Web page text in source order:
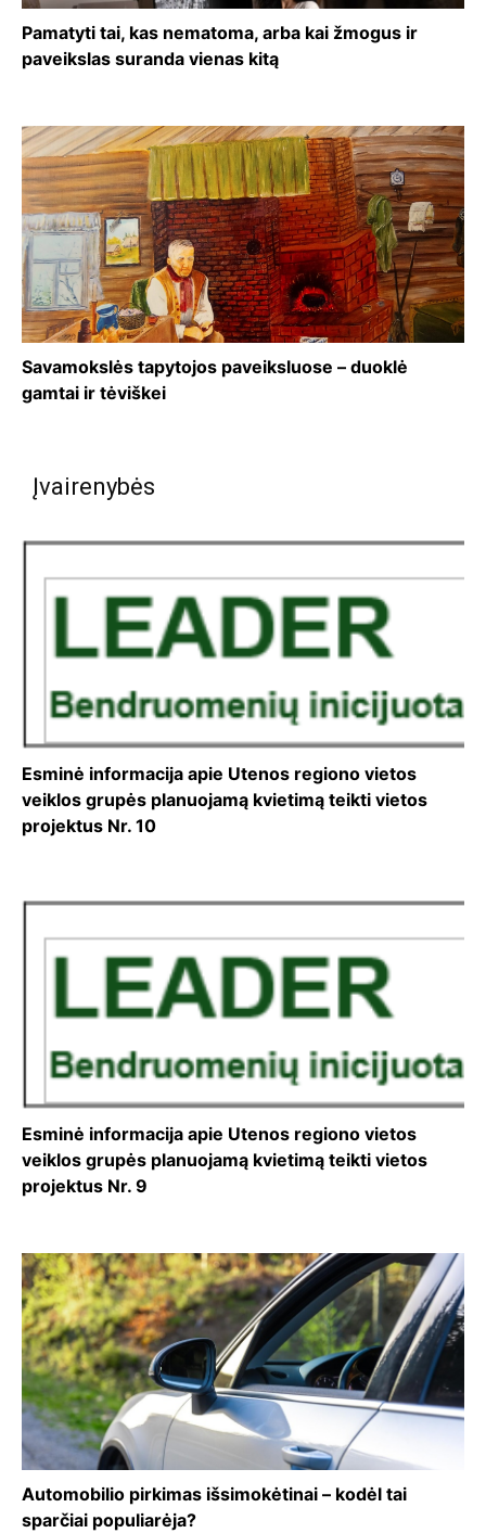
Pamatyti tai, kas nematoma, arba kai žmogus ir
paveikslas suranda vienas kitą
Savamokslės tapytojos paveiksluose – duoklė
gamtai ir tėviškei
Įvairenybės
Esminė informacija apie Utenos regiono vietos
veiklos grupės planuojamą kvietimą teikti vietos
projektus Nr. 10
Esminė informacija apie Utenos regiono vietos
veiklos grupės planuojamą kvietimą teikti vietos
projektus Nr. 9
Automobilio pirkimas išsimokėtinai – kodėl tai
sparčiai populiarėja?